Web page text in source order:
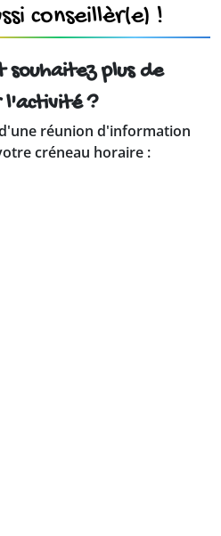
conseillèr(e) !
souhaitez plus de
l'activité ?
réunion d'information
créneau horaire :